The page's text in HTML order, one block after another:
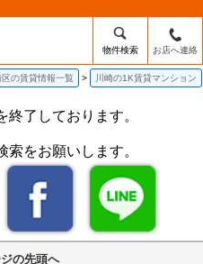
物件検索 お店へ連絡
区の賃貸情報一覧 川崎の1K賃貸マンション
終了しております。
をお願いします。
の先頭へ